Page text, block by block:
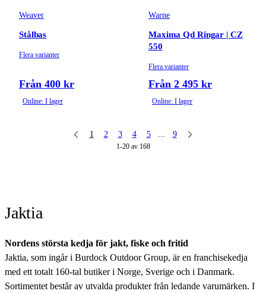
Weaver
Stålbas
Flera varianter
Från 400 kr
Online: I lager
Warne
Maxima Qd Ringar | CZ
550
Flera varianter
Från 2 495 kr
Online: I lager
1 2 3 4 5 ... 9
1-20 av 168
Jaktia
Nordens största kedja för jakt, fiske och fritid
Jaktia, som ingår i Burdock Outdoor Group, är en franchisekedja
med ett totalt 160-tal butiker i Norge, Sverige och i Danmark.
Sortimentet består av utvalda produkter från ledande varumärken. I